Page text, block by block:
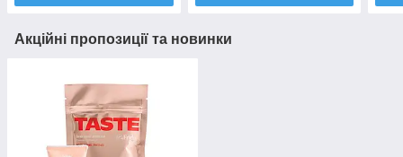
Акційні пропозиції та новинки